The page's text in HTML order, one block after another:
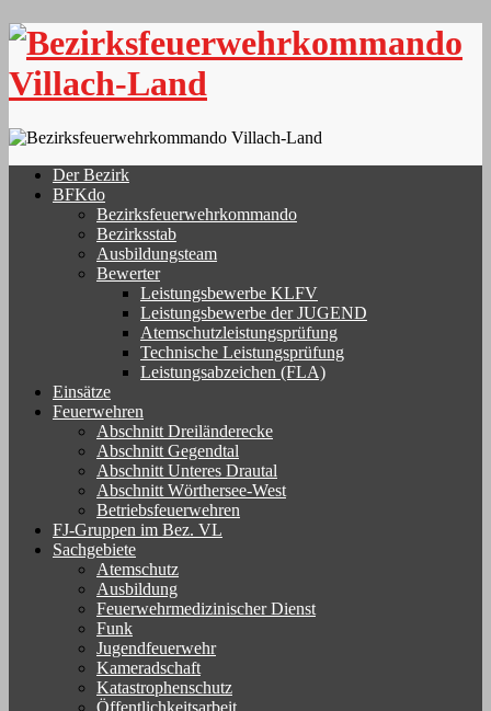
Skip
content
Der Bezirk
BFKdo
Bezirksfeuerwehrkommando
Bezirksstab
Ausbildungsteam
Bewerter
Leistungsbewerbe KLFV
Leistungsbewerbe der JUGEND
Atemschutzleistungsprüfung
Technische Leistungsprüfung
Leistungsabzeichen (FLA)
Einsätze
Feuerwehren
Abschnitt Dreiländerecke
Abschnitt Gegendtal
Abschnitt Unteres Drautal
Abschnitt Wörthersee-West
Betriebsfeuerwehren
FJ-Gruppen im Bez. VL
Sachgebiete
Atemschutz
Ausbildung
Feuerwehrmedizinischer Dienst
Funk
Jugendfeuerwehr
Kameradschaft
Katastrophenschutz
Öffentlichkeitsarbeit